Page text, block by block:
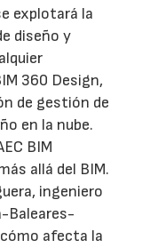
explotará la
diseño y
360 Design,
de gestión de
en la nube.
BIM
allá del BIM.
ingeniero
Baleares-
afecta la